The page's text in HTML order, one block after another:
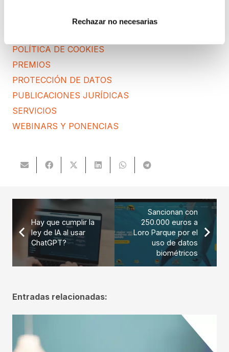
Rechazar no necesarias
POLÍTICA DE COOKIES
PREMIOS
PROTECCIÓN DE DATOS
PUBLICACIONES JURÍDICAS
SERVICIOS
WEBINARS Y PONENCIAS
Hay que cumplir la
ley de IA al usar
ChatGPT?
Sancionan con
250.000 euros a
Loro Parque por el
uso de datos
biométricos
Entradas relacionadas: